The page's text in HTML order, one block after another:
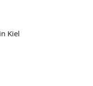
Kiel